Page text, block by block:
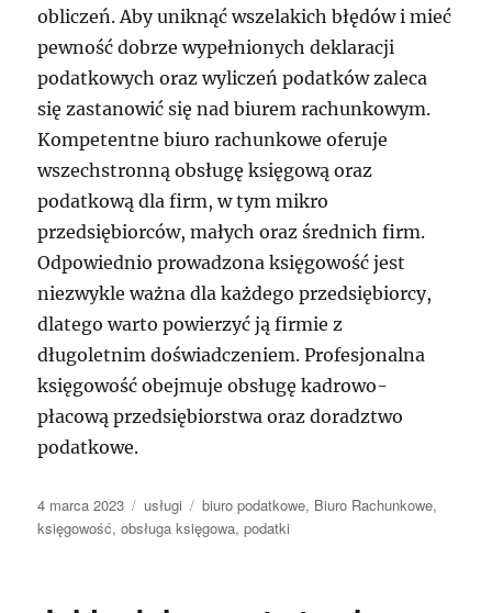
obliczeń. Aby uniknąć wszelakich błędów i mieć
pewność dobrze wypełnionych deklaracji
podatkowych oraz wyliczeń podatków zaleca
się zastanowić się nad biurem rachunkowym.
Kompetentne biuro rachunkowe oferuje
wszechstronną obsługę księgową oraz
podatkową dla firm, w tym mikro
przedsiębiorców, małych oraz średnich firm.
Odpowiednio prowadzona księgowość jest
niezwykle ważna dla każdego przedsiębiorcy,
dlatego warto powierzyć ją firmie z
długoletnim doświadczeniem. Profesjonalna
księgowość obejmuje obsługę kadrowo-
płacową przedsiębiorstwa oraz doradztwo
podatkowe.
Data
publikacji
4 marca 2023 Kategorie
usługi Tagi
biuro podatkowe, Biuro Rachunkowe,
księgowość,obsługa księgowa,podatki